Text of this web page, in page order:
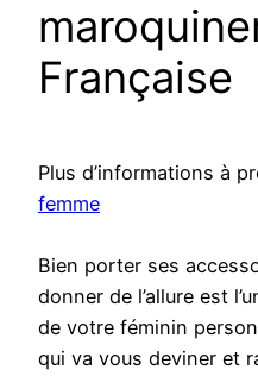
Française
Plus d’informations à
femme
Bien porter ses
donner de l’allure est
de votre féminin
qui va vous deviner et